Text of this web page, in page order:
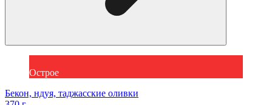
Острое
Бекон, ндуя, таджасские оливки